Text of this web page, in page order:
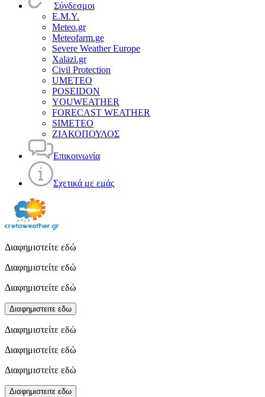
Σύνδεσμοι
Ε.Μ.Υ.
Meteo.gr
Meteofarm.ge
Severe Weather Europe
Xalazi.gr
Civil Protection
UMETEO
POSEIDON
YOUWEATHER
FORECAST WEATHER
SIMETEO
ΖΙΑΚΟΠΟΥΛΟΣ
Επικοινωνία
Σχετικά με εμάς
Διαφημιστείτε εδώ
Διαφημιστείτε εδώ
Διαφημιστείτε εδώ
Διαφημιστειτε εδω
Διαφημιστείτε εδώ
Διαφημιστείτε εδώ
Διαφημιστείτε εδώ
Διαφημιστειτε εδω